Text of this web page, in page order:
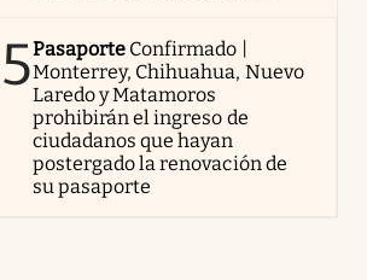
5Pasaporte Confirmado |
Monterrey, Chihuahua, Nuevo
Laredo y Matamoros
prohibirán el ingreso de
ciudadanos que hayan
postergado la renovación de
su pasaporte